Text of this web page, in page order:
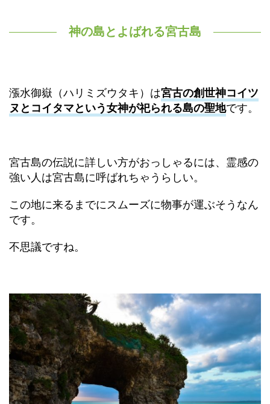
神の島とよばれる宮古島
漲水御嶽（ハリミズウタキ）は宮古の創世神コイツ
ヌとコイタマという女神が祀られる島の聖地です。
宮古島の伝説に詳しい方がおっしゃるには、霊感の
強い人は宮古島に呼ばれちゃうらしい。
この地に来るまでにスムーズに物事が運ぶそうなん
です。
不思議ですね。